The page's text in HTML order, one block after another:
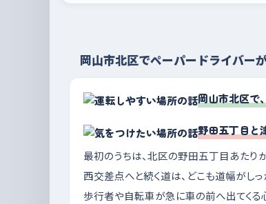
岡山市北区でペーパードライバー
岡山市北区で
野田五丁目と
最初のうちは、北区の野田五丁目あたり
西交差点へと続く道は、どこも道幅がし
歩行者や自転車が急に車の前へ出てくる